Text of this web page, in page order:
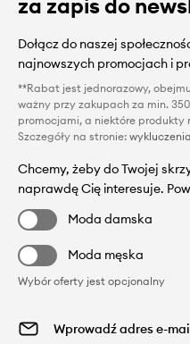
Dołącz do naszej
najnowszych promocjach i
**Rabat jest jednorazowy,
ważny przy zakupach za min.
promocjami, a niektóre produkty
Szczegóły na stronie:
Chcemy, żeby do Twojej
naprawdę Cię interesuje.
Moda damska
Moda męska
Wybór oferty jest opcjonalny